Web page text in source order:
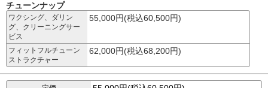
チューンナップ
ワクシング、ダリン
グ、クリーニングサー
ビス
55,000円(税込60,500円)
フィットフルチューン
ストラクチャー
62,000円(税込68,200円)